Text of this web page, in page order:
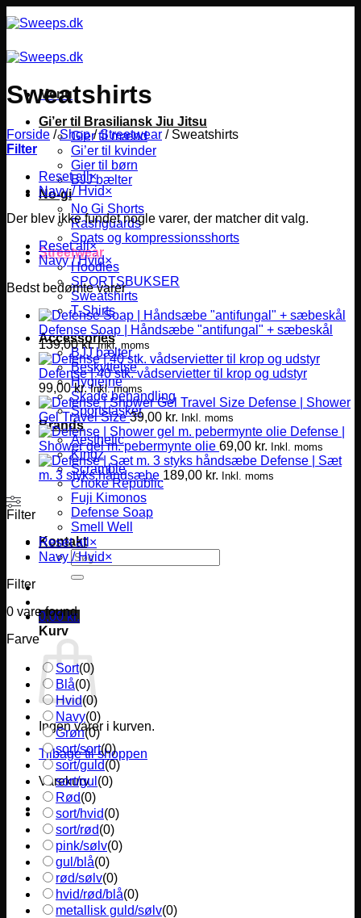
til
Menu
Gi’er til Brasiliansk Jiu Jitsu
Gier til mænd
Gi’er til kvinder
Gier til børn
BJJ bælter
No-gi
No Gi Shorts
Rashguards
Spats og kompressionsshorts
Streetwear
Hoodies
SPORTSBUKSER
Sweatshirts
T-Shirts
Accessories
BJJ bælter
Beskyttelse
Hygiejne
Skade behandling
Sportstasker
Brands
Aesthetic
Kingz
Scramble
Choke Republic
Fuji Kimonos
Defense Soap
Smell Well
Kontakt
Søg
efter:
0,00 kr.
Kurv
Ingen varer i kurven.
Tilbage til shoppen
Varekurv
Sweatshirts
Forside / Shop / Streetwear /Sweatshirts
Filter
Reset all×
Navy / Hvid×
Der blev ikke fundet nogle varer, der matcher dit valg.
Reset all×
Navy / Hvid×
Bedst bedømte varer
Defense Soap | Håndsæbe "antifungal" + sæbeskål
139,00kr. Inkl. moms
Defense | 40 stk. vådservietter til krop og udstyr
99,00kr. Inkl. moms
Defense | Shower
Gel Travel Size 39,00 kr. Inkl. moms
Defense |
Shower gel m. pebermynte olie 69,00 kr. Inkl. moms
Defense | Sæt
m. 3 styks håndsæbe 189,00 kr. Inkl. moms
Filter
Reset all ×
Navy / Hvid×
Filter
0 vare found
Farve
Sort(0)
Blå(0)
Hvid(0)
Navy(0)
Grøn(0)
sort/sort(0)
sort/guld(0)
sort/gul (0)
Rød(0)
sort/hvid(0)
sort/rød(0)
pink/sølv(0)
gul/blå(0)
rød/sølv(0)
hvid/rød/blå(0)
metallisk guld/sølv(0)